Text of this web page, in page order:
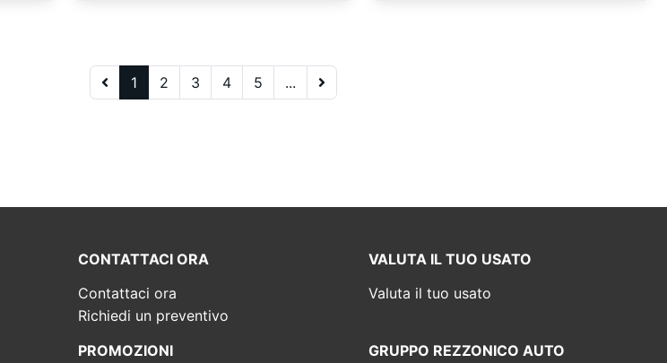
1 2 3 4 5 ...
CONTATTACI ORA
Contattaci ora
Richiedi un preventivo
VALUTA IL TUO USATO
Valuta il tuo usato
PROMOZIONI
GRUPPO REZZONICO AUTO